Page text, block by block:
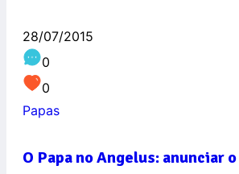
28/07/2015
0
0
Papas
O Papa no Angelus: anunciar